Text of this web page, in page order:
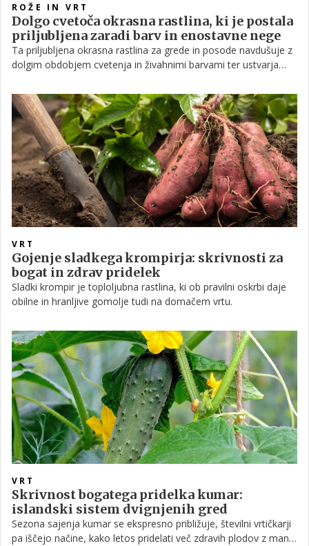
ROŽE IN VRT
Dolgo cvetoča okrasna rastlina, ki je postala
priljubljena zaradi barv in enostavne nege
Ta priljubljena okrasna rastlina za grede in posode navdušuje z
dolgim obdobjem cvetenja in živahnimi barvami ter ustvarja
VRT
Gojenje sladkega krompirja: skrivnosti za
bogat in zdrav pridelek
Sladki krompir je toploljubna rastlina, ki ob pravilni oskrbi daje
obilne in hranljive gomolje tudi na domačem vrtu.
VRT
Skrivnost bogatega pridelka kumar:
islandski sistem dvignjenih gred
Sezona sajenja kumar se ekspresno približuje, številni vrtičkarji
pa iščejo načine, kako letos pridelati več zdravih plodov z manj